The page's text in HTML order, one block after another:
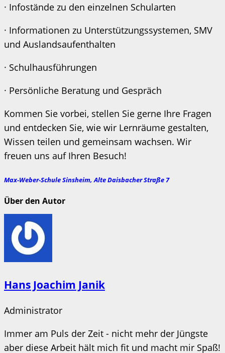
· Infostände zu den einzelnen Schularten
· Informationen zu Unterstützungssystemen, SMV
und Auslandsaufenthalten
· Schulhausführungen
· Persönliche Beratung und Gespräch
Kommen Sie vorbei, stellen Sie gerne Ihre Fragen
und entdecken Sie, wie wir Lernräume gestalten,
Wissen teilen und gemeinsam wachsen. Wir
freuen uns auf Ihren Besuch!
Max-Weber-Schule Sinsheim, Alte Daisbacher Straße 7
Über den Autor
Hans Joachim Janik
Administrator
Immer am Puls der Zeit - nicht mehr der Jüngste
aber diese Arbeit hält mich fit und macht mir Spaß!